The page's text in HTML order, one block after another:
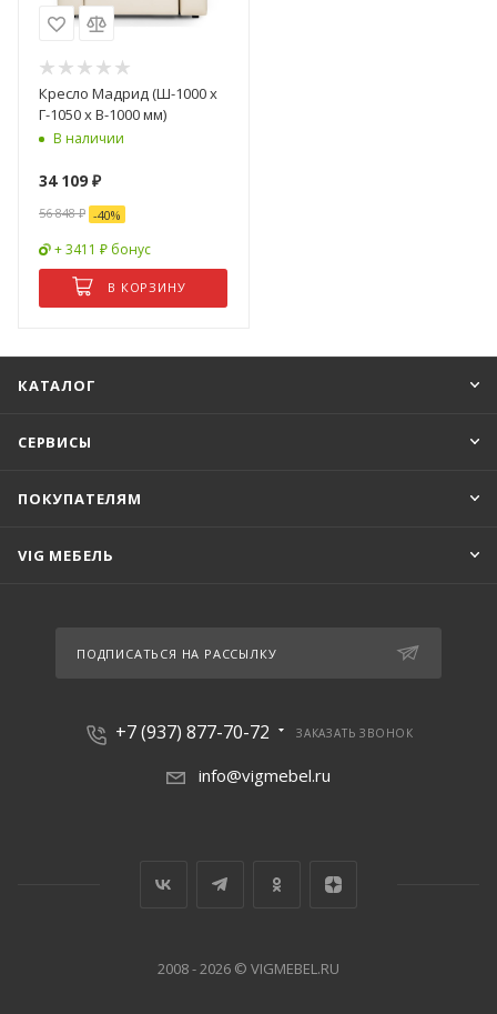
Кресло Мадрид (Ш-1000 х
Г-1050 х В-1000 мм)
В наличии
34 109 ₽
56 848₽ -40%
+ 3411 ₽ бонус
В КОРЗИНУ
КАТАЛОГ
СЕРВИСЫ
ПОКУПАТЕЛЯМ
VIG МЕБЕЛЬ
ПОДПИСАТЬСЯ НА РАССЫЛКУ
+7 (937) 877-70-72 ЗАКАЗАТЬ ЗВОНОК
info@vigmebel.ru
2008 - 2026 © VIGMEBEL.RU